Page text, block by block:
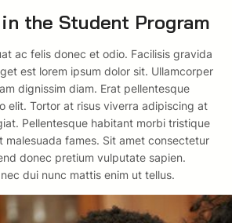
the Student Program
ac felis donec et odio. Facilisis gravida
est lorem ipsum dolor sit. Ullamcorper
dignissim diam. Erat pellentesque
elit. Tortor at risus viverra adipiscing at
Pellentesque habitant morbi tristique
malesuada fames. Sit amet consectetur
donec pretium vulputate sapien.
dui nunc mattis enim ut tellus.